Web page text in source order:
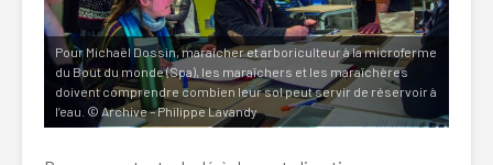
Pour Michaël Dossin, maraîcher et arboriculteur à la microferme
du Bout du monde (Spa), les maraîchers et les maraîchères
doivent comprendre combien leur sol peut servir de réservoir à
l’eau. © Archive – Philippe Lavandy